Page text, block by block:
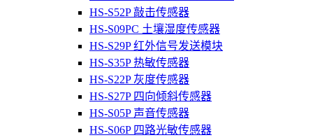
HS-S52P 敲击传感器
HS-S09PC 土壤湿度传感器
HS-S29P 红外信号发送模块
HS-S35P 热敏传感器
HS-S22P 灰度传感器
HS-S27P 四向倾斜传感器
HS-S05P 声音传感器
HS-S06P 四路光敏传感器